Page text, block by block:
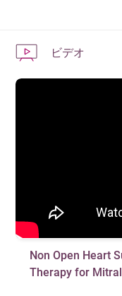
ビデオ
Non Open Heart
Therapy for